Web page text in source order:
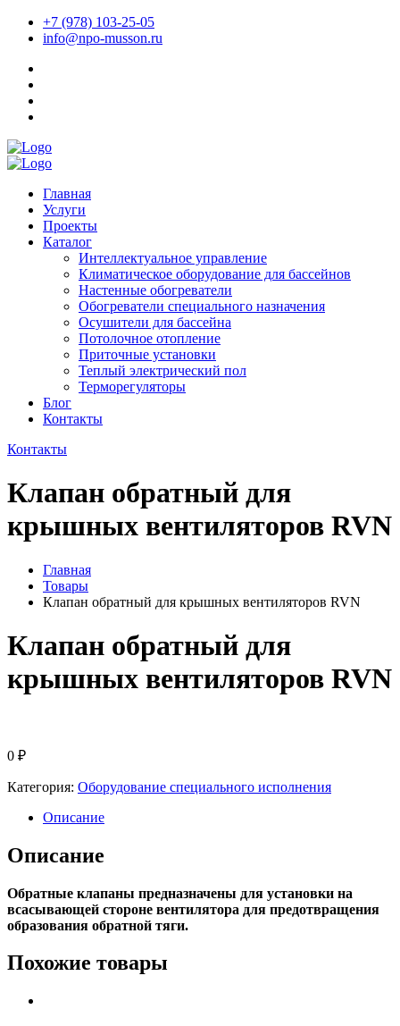
+7 (978) 103-25-05
info@npo-musson.ru
Главная
Услуги
Проекты
Каталог
Интеллектуальное управление
Климатическое оборудование для бассейнов
Настенные обогреватели
Обогреватели специального назначения
Осушители для бассейна
Потолочное отопление
Приточные установки
Теплый электрический пол
Терморегуляторы
Блог
Контакты
Контакты
Клапан обратный для
крышных вентиляторов RVN
Главная
Товары
Клапан обратный для крышных вентиляторов RVN
Клапан обратный для
крышных вентиляторов RVN
0 ₽
Категория: Оборудование специального исполнения
Описание
Описание
Обратные клапаны предназначены для установки на
всасывающей стороне вентилятора для предотвращения
образования обратной тяги.
Похожие товары